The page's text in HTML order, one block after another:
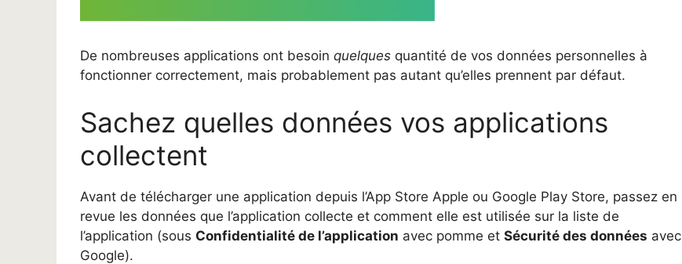
De nombreuses applications ont besoin quelques quantité de vos données personnelles à
fonctionner correctement, mais probablement pas autant qu’elles prennent par défaut.
Sachez quelles données vos applications
collectent
Avant de télécharger une application depuis l’App Store Apple ou Google Play Store, passez en
revue les données que l’application collecte et comment elle est utilisée sur la liste de
l’application (sous Confidentialité de l’application avec pomme et Sécurité des données avec
Google).